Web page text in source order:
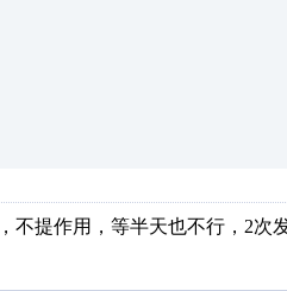
不提作用，等半天也不行，2次